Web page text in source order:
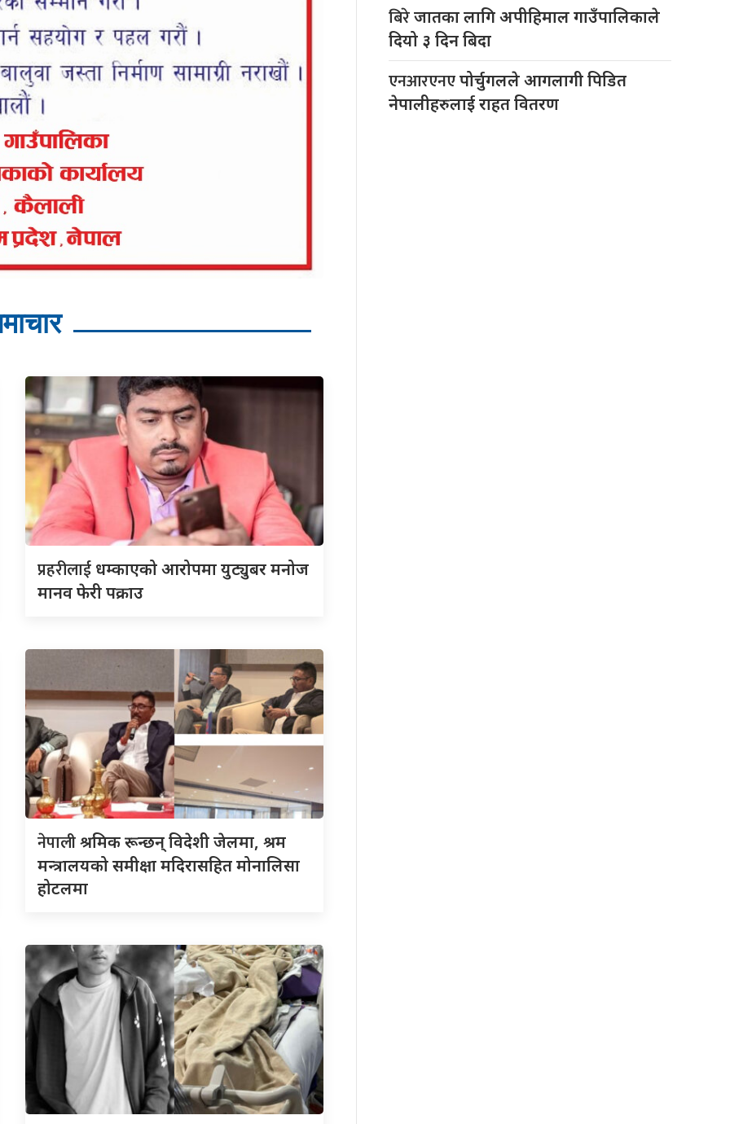
प्रहरीलाई धम्काएको आरोपमा युट्युबर मनोज
मानव फेरी पक्राउ
नेपालीश्रमिक रून्छन् विदेशी जेलमा, श्रम
मन्त्रालयको समीक्षा मदिरासहित मोनालिसा
होटलमा
बिरेजातका लागि अपीहिमाल गाउँपालिकाले
दियो ३ दिन बिदा
एनआरएनएपोर्चुगलले आगलागी पिडित
नेपालीहरुलाई राहत वितरण